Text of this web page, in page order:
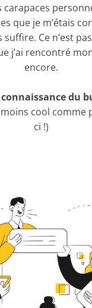
carapaces
que je m’étais
Ce n’est
j’ai rencontré
encore.
du
cool comme
ci !)